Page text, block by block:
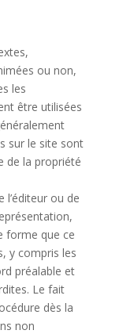
ou non,
les
être utilisées
sur le site sont
de la propriété
ou de
forme que ce
y compris les
préalable et
Le fait
dès la
non